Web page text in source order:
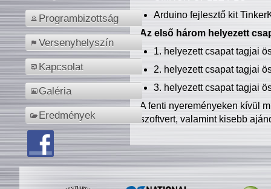
Programbizottság
Versenyhelyszín
Kapcsolat
Galéria
Eredmények
Arduino fejlesztő kit
Az első három helyezett
1. helyezett csapat tagjai
2. helyezett csapat tagjai
3. helyezett csapat tagjai
A fenti nyereményeken kívül
szoftvert, valamint kisebb